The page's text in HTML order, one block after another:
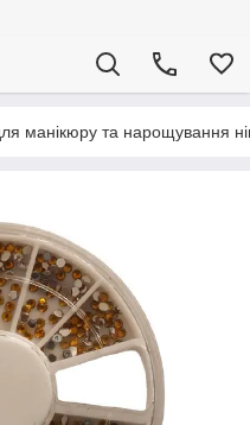
манікюру та нарощування